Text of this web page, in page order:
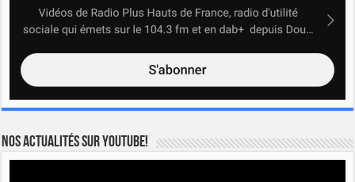
Nos actualités sur YOUTUBE!